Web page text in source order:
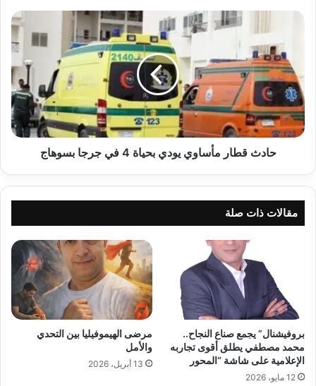
حادث
مأساوي
يودي
بحياة
4
في
جرجا
بسوهاج
حادث قطار مأساوي يودي بحياة 4 في جرجا بسوهاج
مقالات ذات صلة
بروفيشنال” يجمع صناع النجاح..
محمد مصطفي يطلق أقوى تجاربه
الإعلامية على شاشة “المحور
12 مايو، 2026
مرضى الهيموفيليا بين التحدي
والأمل
13 أبريل، 2026